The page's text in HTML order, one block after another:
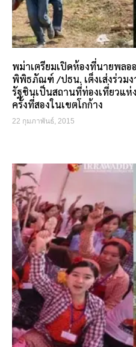
พม่าเตรียมเปิดห้องที่นายพลอ
พิพิธภัณฑ์ /ปธน. เต็งเส่งร่วม
รัฐชินเป็นสถานที่ท่องเที่ยวแห่
ครั้งที่สองในเขตโกก้าง
22 กุมภาพันธ์, 2015